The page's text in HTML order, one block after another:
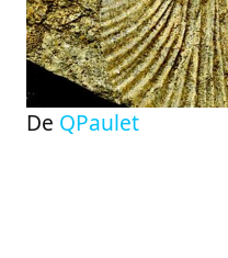
De QPaulet